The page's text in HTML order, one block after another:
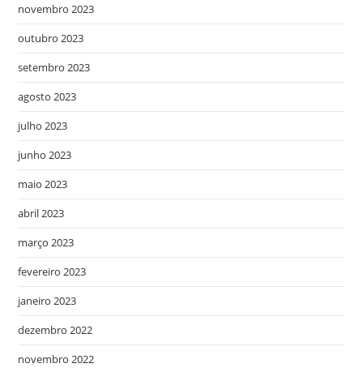
novembro 2023
outubro 2023
setembro 2023
agosto 2023
julho 2023
junho 2023
maio 2023
abril 2023
março 2023
fevereiro 2023
janeiro 2023
dezembro 2022
novembro 2022